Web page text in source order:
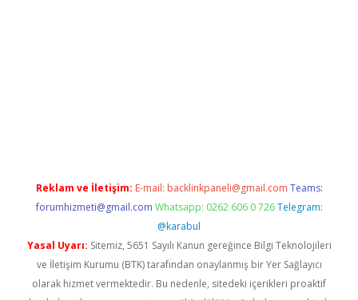
Reklam ve İletişim: E-mail: backlinkpaneli@gmail.com Teams:
forumhizmeti@gmail.com Whatsapp: 0262 606 0 726 Telegram:
@karabul
Yasal Uyarı: Sitemiz, 5651 Sayılı Kanun gereğince Bilgi Teknolojileri
ve İletişim Kurumu (BTK) tarafından onaylanmış bir Yer Sağlayıcı
olarak hizmet vermektedir. Bu nedenle, sitedeki içerikleri proaktif